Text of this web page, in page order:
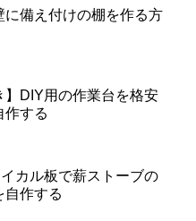
に備え付けの棚を作る方
】DIY用の作業台を格安
作する
イカル板で薪ストーブの
自作する